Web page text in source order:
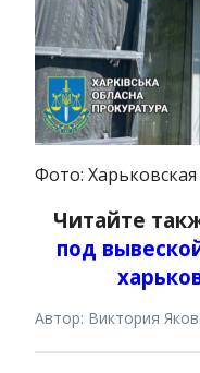
Фото:
Читайте
под
Автор: Виктория